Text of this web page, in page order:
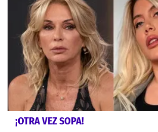
¡OTRA VEZ SOPA!